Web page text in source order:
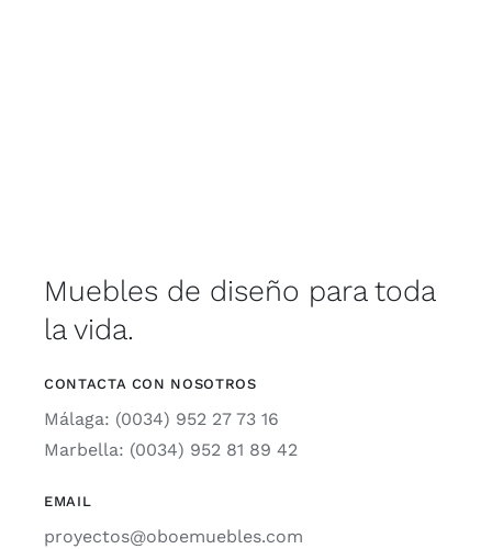
Muebles de diseño para toda
la vida.
CONTACTA CON NOSOTROS
Málaga: (0034) 952 27 73 16
Marbella: (0034) 952 81 89 42
EMAIL
proyectos@oboemuebles.com